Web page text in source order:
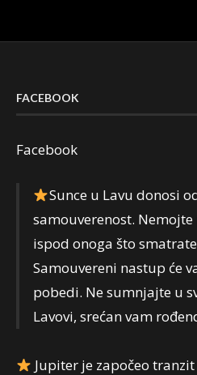
FACEBOOK
Facebook
Sunce u Lavu donosi
samouverenost.
ispod onoga što
Samouvereni nastup će
pobedi. Ne sumnjajte u
Lavovi, srećan vam
Jupiter je započeo